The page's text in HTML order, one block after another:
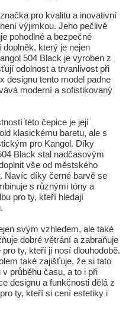
pro kvalitu a inovativní
výjimkou. Jeho pečlivě
pohodlné a bezpečné
který je nejen
504 Black je vyroben z
odolnost a trvanlivost při
designu tento model padne
moderní a sofistikovaný
této čepice je její
klasickému baretu, ale s
pro Kangol. Díky
Black stal nadčasovým
vše od městského
Navíc díky černé barvě se
s různými tóny a
pro ty, kteří hledají
svým vzhledem, ale také
dobré větrání a zabraňuje
ty, kteří ji nosí dlouhodobě.
také zajišťuje, že si tato
průběhu času, a to i při
designu a funkčnosti dělá z
ty, kteří si cení estetiky i